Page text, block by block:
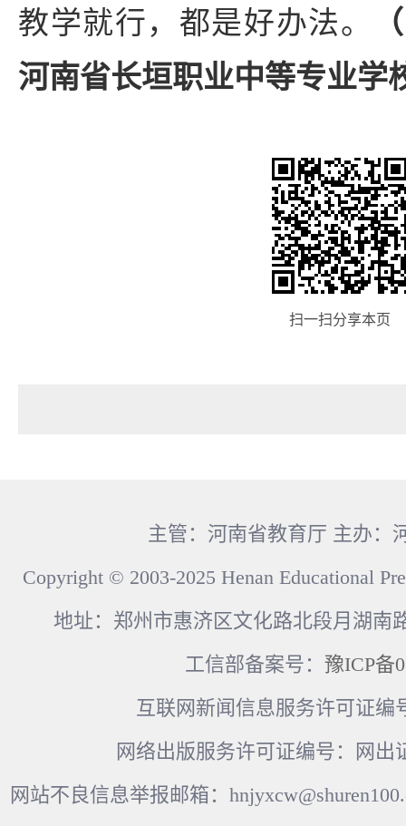
教学就行，都是好办法。
河南省长垣职业中等专业学
扫一扫分享本页
主管：河南省教育厅 主办：
Copyright © 2003-2025 Henan Educational
地址：郑州市惠济区文化路北段月湖南
工信部备案号： 豫ICP备
互联网新闻信息服务许可证编
网络出版服务许可证编号：网出
网站不良信息举报邮箱：